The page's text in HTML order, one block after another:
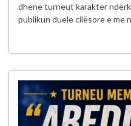
dhënë turneut karakter
publikun duele cilësore e me